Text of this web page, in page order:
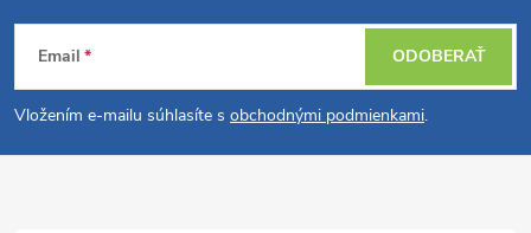
Z
á
p
Email
Vložením e-mailu súhlasíte s obchodnými podmienkami.
ODOBERAŤ